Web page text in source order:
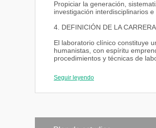
Propiciar la generación,
investigación interdisciplinarios
4. DEFINICIÓN DE LA CARRERA
El laboratorio clínico constituye
humanistas, con espíritu
procedimientos y técnicas de
pruebas de banco de sangre,
tratamiento y monitorización en
Seguir leyendo